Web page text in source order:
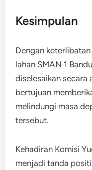
Kesimpulan
Dengan
lahan SMAN 1
diselesaikan secara
bertujuan
melindungi masa
tersebut.
Kehadiran Komisi
menjadi tanda